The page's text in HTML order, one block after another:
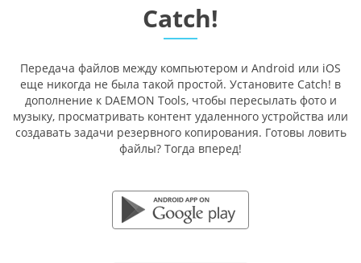
Catch!
Передача файлов между компьютером и Android или iOS
еще никогда не была такой простой. Установите Catch! в
дополнение к DAEMON Tools, чтобы пересылать фото и
музыку, просматривать контент удаленного устройства или
создавать задачи резервного копирования. Готовы ловить
файлы? Тогда вперед!
GOOGLE PLAY